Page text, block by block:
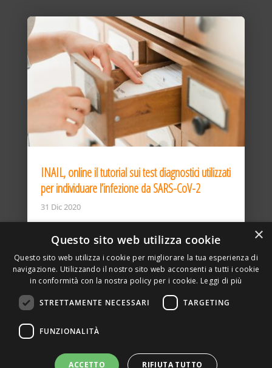
INAIL, online il tutorial sui test diagnostici utilizzati
per individuare l’infezione da SARS-CoV-2
31 Dic 2020
DELLA TORRE, 15 – 20127 – MILANO – P. IVA
SITO REALIZZATO DA GRAFICAEFOTO WEB AGENCY –
×
Questo sito web utilizza cookie
Questo sito web utilizza i cookie per migliorare la tua esperienza di
navigazione. Utilizzando il nostro sito web acconsenti a tutti i cookie
in conformità con la nostra policy per i cookie. Leggi di più
STRETTAMENTE NECESSARI TARGETING
FUNZIONALITÀ
ACCETTO RIFIUTA TUTTO